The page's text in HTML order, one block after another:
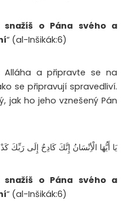
snažíš o Pána svého a
“ (al-Inšikák:6)
Alláha a připravte se na
se připravují spravedliví.
jak ho jeho vznešený Pán
يَا أَيُّهَا الْأِنْسَانُ إِنَّكَ كَادِحٌ إِلَى رَبِّكَ
snažíš o Pána svého a
“ (al-Inšikák:6)